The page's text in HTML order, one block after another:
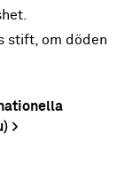
stift, om döden